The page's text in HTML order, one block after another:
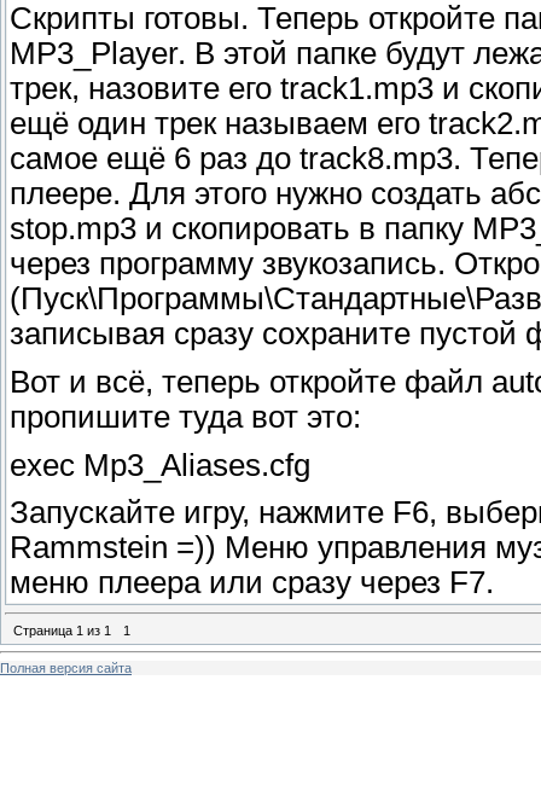
Скрипты готовы. Теперь откройте
MP3_Player. В этой папке будут
трек, назовите его track1.mp3 и
ещё один трек называем его
самое ещё 6 раз до track8.mp3.
плеере. Для этого нужно создать
stop.mp3 и скопировать в папку
через программу звукозапись.
записывая сразу сохраните
Вот и всё, теперь откройте файл
пропишите туда вот это:
exec Mp3_Aliases.cfg
Запускайте игру, нажмите F6,
Rammstein =)) Меню управления
меню плеера или сразу через F7.
Страница 1 из 1 1
Полная версия сайта